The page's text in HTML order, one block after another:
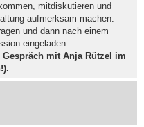
mitdiskutieren und
aufmerksam machen.
und dann nach einem
eingeladen.
mit Anja Rützel im